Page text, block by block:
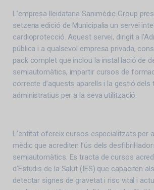
L’empresa lleidatana Sanimèdic Group
setzena edició de Municipalia un servei
cardioprotecció. Aquest servei, dirigit a
pública i a qualsevol empresa privada,
pack complet que inclou la instal·lació de
semiautomàtics, impartir cursos de
correcte d’aquests aparells i la gestió dels
administratius per a la seva utilització.
L’entitat ofereix cursos especialitzats per
mèdic que acrediten l’ús dels
semiautomàtics. Es tracta de cursos
d’Estudis de la Salut (IES) que capaciten
detectar signes de gravetat i risc vital i